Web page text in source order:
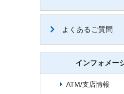
よくあるご質問
インフォメー
ATM/支店情報